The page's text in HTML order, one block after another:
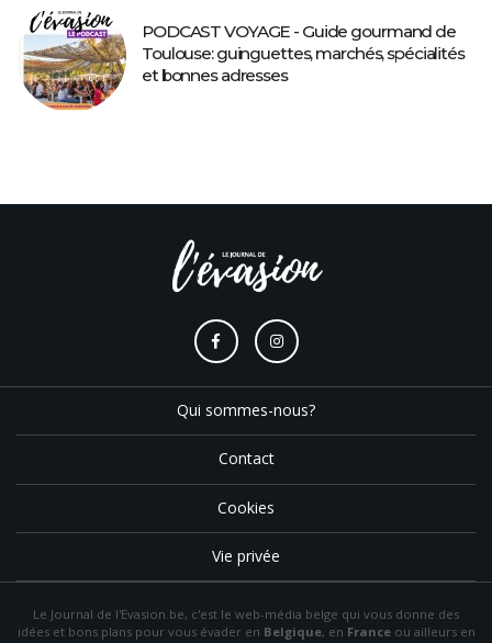
PODCAST VOYAGE - Guide gourmand de
Toulouse: guinguettes, marchés, spécialités
et bonnes adresses
Qui sommes-nous?
Contact
Cookies
Vie privée
Le Journal de l'Evasion.be, c'est le web-média belge qui vous donne des
idées et bons plans pour vous évader en Belgique, en Franceou ailleurs en